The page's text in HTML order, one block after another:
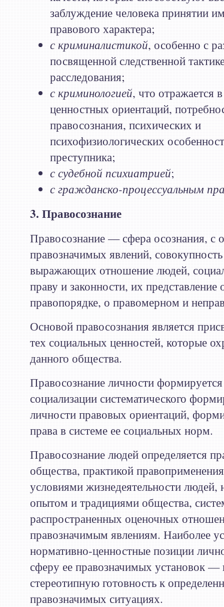
заблуждение человека принятии
правового характера;
с криминалистикой, особенно с
посвященной следственной
расследования;
с криминологией, что отражается
ценностных ориентаций,
правосознания, психических и
психофизиологических
преступника;
с судебной психиатрией;
с гражданско-процессуальным
3. Правосознание
Правосознание — сфера осознания, с
правозначимых явлений,
выражающих отношение людей,
праву и законности, их
правопорядке, о правомерном и
Основой правосознания является
тех социальных ценностей, которые
данного общества.
Правосознание личности
социализации систематического
личности правовых ориентаций,
права в системе ее социальных норм.
Правосознание людей определяется
общества, практикой
условиями жизнедеятельности людей,
опытом и традициями общества,
распространенных оценочных
правозначимым явлениям. Наиболее
нормативно-ценностные позиции
сферу ее правозначимых установок
стереотипную готовность к
правозначимых ситуациях.